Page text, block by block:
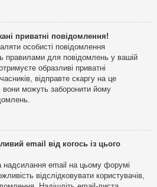
приватні повідомлення!
особисті повідомлення
правилами для повідомлень у вашій
образливі приватні
відправте скаргу на це
можуть заборонити йому
email від когось із цього
email на цьому форумі
відслідковувати користувачів,